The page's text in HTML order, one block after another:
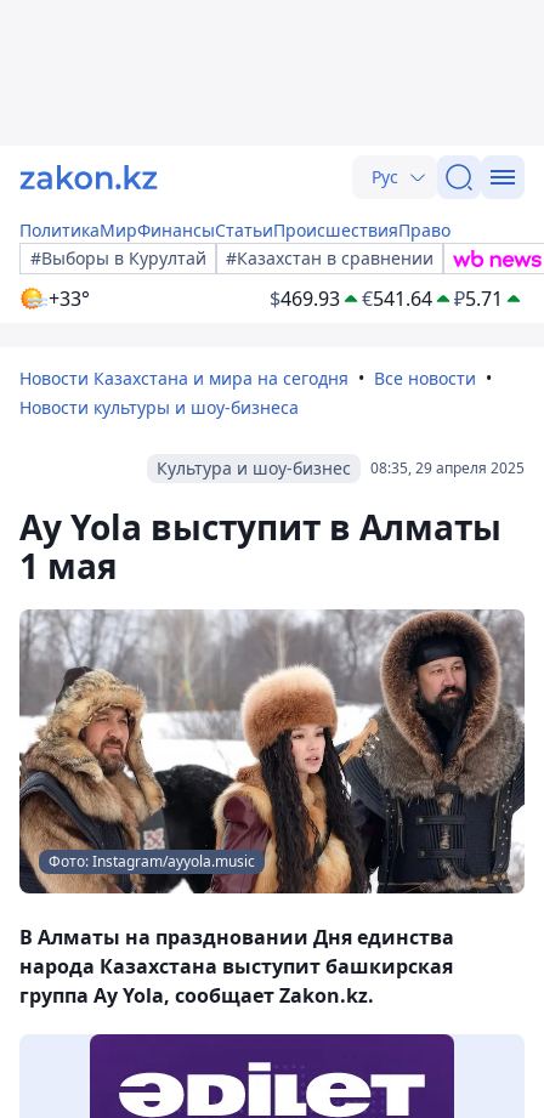
Рус
ПолитикаМирФинансыСтатьиПроисшествияПраво
#Выборы в Курултай
#Казахстан в сравнении
+33° $469.93 €541.64 ₽5.71
Новости Казахстана и мира на сегодня
Все новости
Новости культуры и шоу-бизнеса
08:35, 29 апреля 2025
Культура и шоу-бизнес
Ay Yola выступит в Алматы
1 мая
Фото: Instagram/ayyola.music
В Алматы на праздновании Дня единства
народа Казахстана выступит башкирская
группа Ay Yola, сообщает Zakon.kz.